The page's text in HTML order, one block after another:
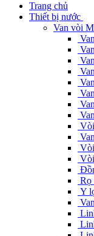
Trang chủ
Thiết bị nước
Van vòi
Rọ
Y